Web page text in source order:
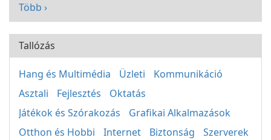
Több ›
Tallózás
Hang és Multimédia Üzleti
Kommunikáció
Asztali
Fejlesztés
Oktatás
Játékok és Szórakozás
Grafikai Alkalmazások
Otthon és Hobbi
Internet Biztonság
Szerverek